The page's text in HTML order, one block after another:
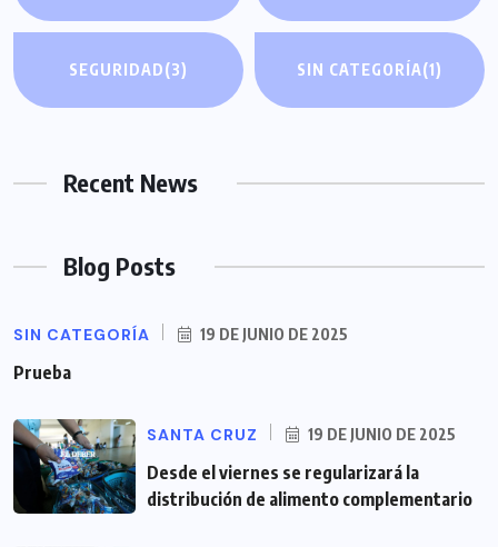
SEGURIDAD(3) SIN CATEGORÍA(1)
Recent News
Blog Posts
SIN CATEGORÍA 19 DE JUNIO DE 2025
Prueba
SANTA CRUZ 19 DE JUNIO DE 2025
Desde el viernes se regularizará la
distribución de alimento complementario